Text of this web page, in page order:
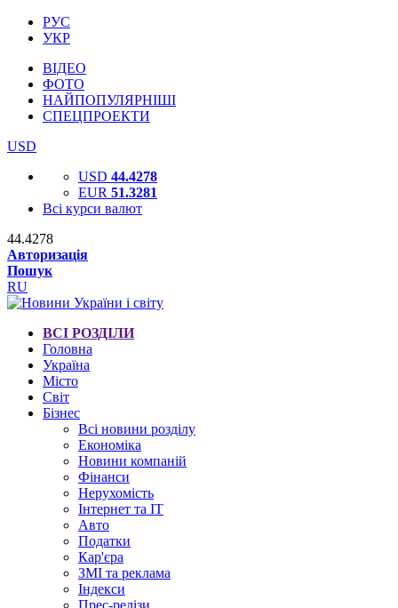
РУС
УКР
ВІДЕО
ФОТО
НАЙПОПУЛЯРНІШІ
СПЕЦПРОЕКТИ
USD
USD 44.4278
EUR 51.3281
Всі курси валют
44.4278
Авторизація
Пошук
RU
ВСІ РОЗДІЛИ
Головна
Україна
Місто
Світ
Бізнес
Всі новини розділу
Економіка
Новини компаній
Фінанси
Нерухомість
Інтернет та IT
Авто
Податки
Кар'єра
ЗМІ та реклама
Індекси
Прес-релізи